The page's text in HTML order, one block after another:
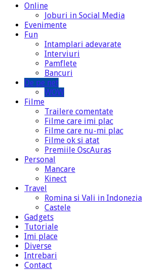
Online
Joburi in Social Media
Evenimente
Fun
Intamplari adevarate
Interviuri
Pamflete
Bancuri
De pe net
WOW
Filme
Trailere comentate
Filme care imi plac
Filme care nu-mi plac
Filme ok si atat
Premiile OscAuras
Personal
Mancare
Kinect
Travel
Romina si Vali in Indonezia
Castele
Gadgets
Tutoriale
Imi place
Diverse
Intrebari
Contact